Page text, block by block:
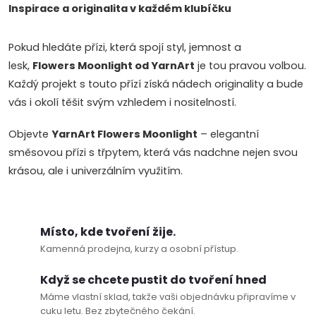
Inspirace a originalita v každém klubíčku
Pokud hledáte přízi, která spojí styl, jemnost a
lesk, Flowers Moonlight od YarnArt je tou pravou volbou.
Každý projekt s touto přízí získá nádech originality a bude
vás i okolí těšit svým vzhledem i nositelností.
Objevte YarnArt Flowers Moonlight – elegantní
směsovou přízi s třpytem, která vás nadchne nejen svou
krásou, ale i univerzálním využitím.
Místo, kde tvoření žije.
Kamenná prodejna, kurzy a osobní přístup.
Když se chcete pustit do tvoření hned
Máme vlastní sklad, takže vaši objednávku připravíme v
cuku letu. Bez zbytečného čekání.